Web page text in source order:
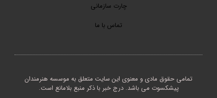
چارت سازمانی
تماس با ما
تمامی حقوق مادی و معنوی این سایت متعلق به موسسه هنرمندان
پیشکسوت می باشد. درج خبر با ذکر منبع بلامانع است.